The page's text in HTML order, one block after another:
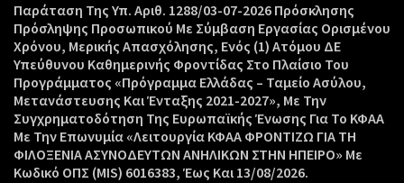
Παράταση Της Υπ. Αριθ. 1288/03-07-2026 Πρόσκλησης
Πρόσληψης Προσωπικού Με Σύμβαση Εργασίας Ορισμένου
Χρόνου, Μερικής Απασχόλησης, Ενός (1) Ατόμου ΔΕ
Υπεύθυνου Καθημερινής Φροντίδας Στο Πλαίσιο Του
Προγράμματος «Πρόγραμμα Ελλάδας – Ταμείο Ασύλου,
Μετανάστευσης Και Ένταξης 2021-2027», Με Την
Συγχρηματοδότηση Της Ευρωπαϊκής Ένωσης Για Το ΚΦΑΑ
Με Την Επωνυμία «Λειτουργία ΚΦΑΑ ΦΡΟΝΤΙΖΩ ΓΙΑ ΤΗ
ΦΙΛΟΞΕΝΙΑ ΑΣΥΝΟΔΕΥΤΩΝ ΑΝΗΛΙΚΩΝ ΣΤΗΝ ΗΠΕΙΡΟ» Με
Κωδικό ΟΠΣ (MIS) 6016383, Έως Και 13/08/2026.